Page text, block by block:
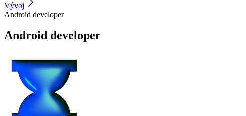
Vývoj
Android developer
Android developer